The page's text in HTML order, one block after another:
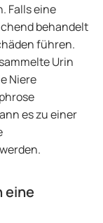
Falls eine
behandelt
führen.
Urin
Niere
es zu einer
eine